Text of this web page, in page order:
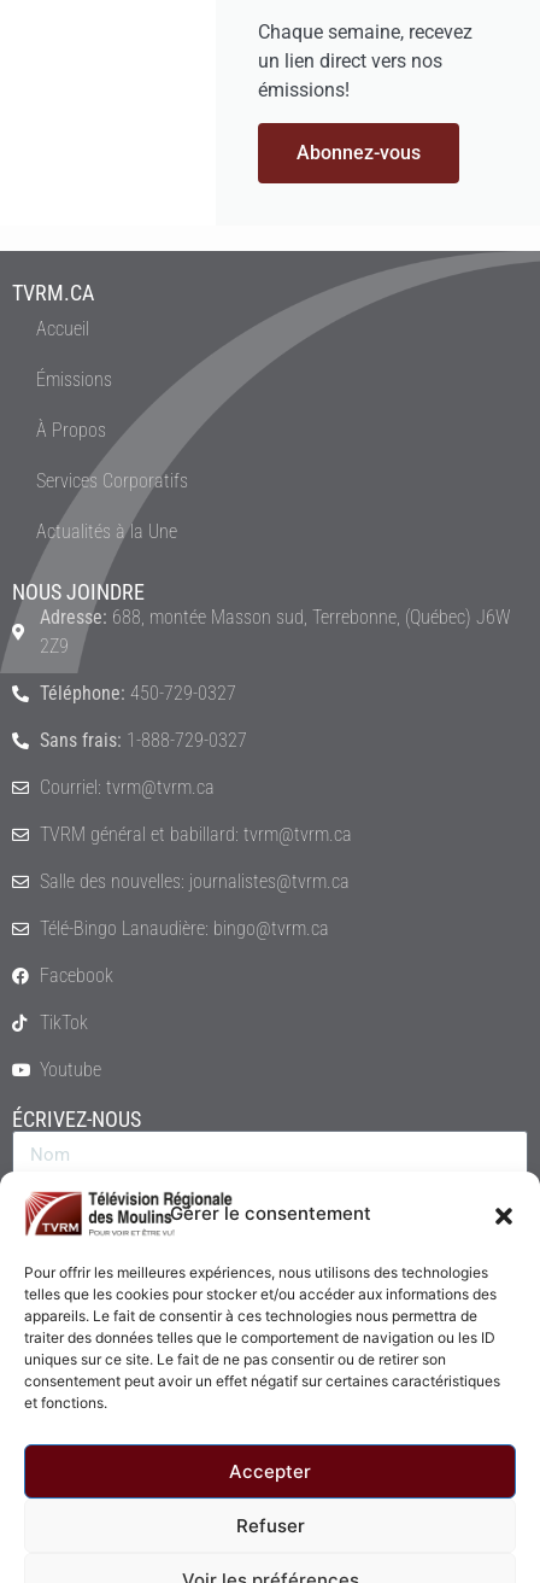
Gérer le consentement
Pour offrir les meilleures expériences, nous utilisons des technologies
telles que les cookies pour stocker et/ou accéder aux informations des
appareils. Le fait de consentir à ces technologies nous permettra de
traiter des données telles que le comportement de navigation ou les ID
uniques sur ce site. Le fait de ne pas consentir ou de retirer son
consentement peut avoir un effet négatif sur certaines caractéristiques
et fonctions.
Accepter
Refuser
Chaque semaine, recevez
un lien direct vers nos
émissions!
Abonnez-vous
TVRM.CA
Accueil
Émissions
À Propos
Services Corporatifs
Actualités à la Une
NOUS JOINDRE
Adresse: 688, montée Masson sud, Terrebonne, (Québec) J6W
2Z9
Téléphone: 450-729-0327
Sans frais: 1-888-729-0327
Courriel: tvrm@tvrm.ca
TVRM général et babillard: tvrm@tvrm.ca
Salle des nouvelles: journalistes@tvrm.ca
Télé-Bingo Lanaudière: bingo@tvrm.ca
Facebook
TikTok
Youtube
ÉCRIVEZ-NOUS
© 2026 - Télévision Régionale des Moulins. Tous droits réservés.